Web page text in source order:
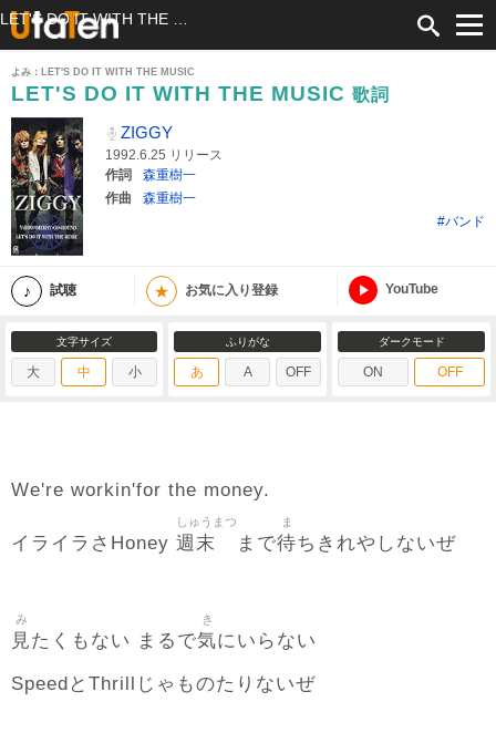
よみ：LET'S DO IT WITH THE MUSIC
LET'S DO IT WITH THE MUSIC 歌詞
ZIGGY
1992.6.25 リリース
作詞
森重樹一
作曲
森重樹一
#バンド
試聴 ★ お気に入り登録 YouTube
文字サイズ
大 中 小
ふりがな
あ A OFF
ダークモード
ON OFF
We're workin'for the money.
イライラさHoney 週末
しゅうまつ
まで待
ま
ちきれやしないぜ
見
み
たくもない まるで気
き
にいらない
SpeedとThrillじゃものたりないぜ